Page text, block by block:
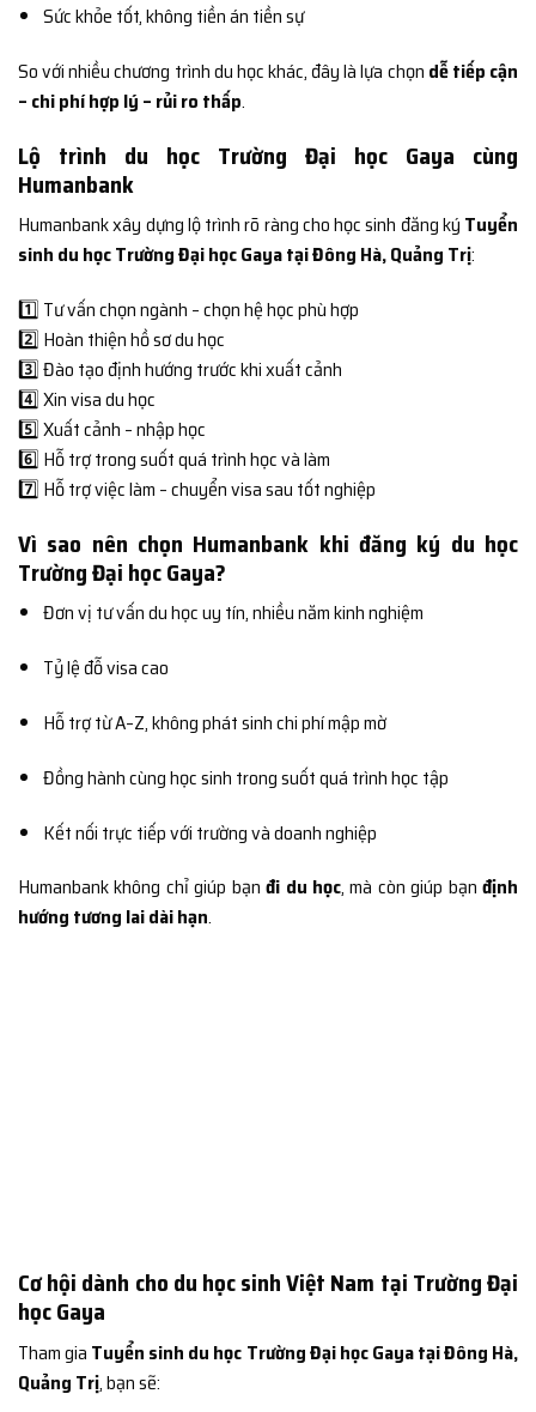
Sức khỏe tốt, không tiền án tiền sự
So với nhiều chương trình du học khác, đây là lựa chọn dễ tiếp cận
– chi phí hợp lý – rủi ro thấp.
Lộ trình du học Trường Đại học Gaya cùng
Humanbank
Humanbank xây dựng lộ trình rõ ràng cho học sinh đăng ký Tuyển
sinh du học Trường Đại học Gaya tại Đông Hà, Quảng Trị:
1️⃣ Tư vấn chọn ngành – chọn hệ học phù hợp
2️⃣ Hoàn thiện hồ sơ du học
3️⃣ Đào tạo định hướng trước khi xuất cảnh
4️⃣ Xin visa du học
5️⃣ Xuất cảnh – nhập học
6️⃣ Hỗ trợ trong suốt quá trình học và làm
7️⃣ Hỗ trợ việc làm – chuyển visa sau tốt nghiệp
Vì sao nên chọn Humanbank khi đăng ký du học
Trường Đại học Gaya?
Đơn vị tư vấn du học uy tín, nhiều năm kinh nghiệm
Tỷ lệ đỗ visa cao
Hỗ trợ từ A–Z, không phát sinh chi phí mập mờ
Đồng hành cùng học sinh trong suốt quá trình học tập
Kết nối trực tiếp với trường và doanh nghiệp
Humanbank không chỉ giúp bạnđi du học, mà còn giúp bạnđịnh
hướng tương lai dài hạn.
Cơ hội dành cho du học sinh Việt Nam tại Trường Đại
học Gaya
Tham gia Tuyển sinh du học Trường Đại học Gaya tại Đông Hà,
Quảng Trị, bạn sẽ: